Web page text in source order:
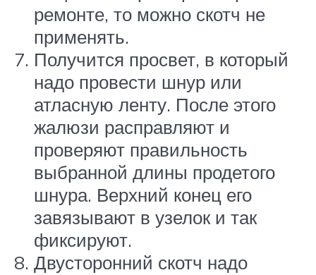
ремонте, то можно скотч не
применять.
Получится просвет, в который
надо провести шнур или
атласную ленту. После этого
жалюзи расправляют и
проверяют правильность
выбранной длины продетого
шнура. Верхний конец его
завязывают в узелок и так
фиксируют.
Двусторонний скотч надо